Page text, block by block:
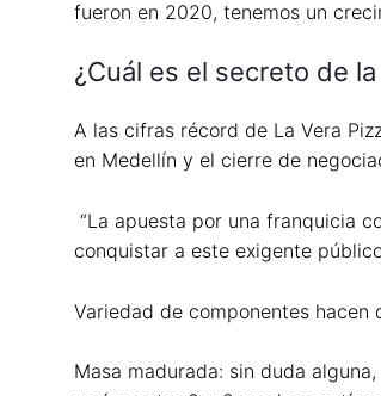
fueron en 2020, tenemos un
¿Cuál es el secreto de
A las cifras récord de La Vera
en Medellín y el cierre de
“La apuesta por una franquicia
conquistar a este exigente
Variedad de componentes
Masa madurada: sin duda